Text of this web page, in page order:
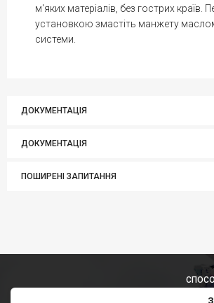
м'яких матеріалів, без гострих країв.
установкою змастіть манжету маслом
системи.
ДОКУМЕНТАЦІЯ
ДОКУМЕНТАЦІЯ
ПОШИРЕНІ ЗАПИТАННЯ